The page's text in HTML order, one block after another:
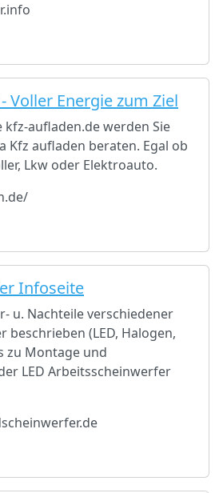
Voller Energie zum Ziel
kfz-aufladen.de werden Sie
Kfz aufladen beraten. Egal ob
Lkw oder Elektroauto.
Infoseite
u. Nachteile verschiedener
beschrieben (LED, Halogen,
zu Montage und
LED Arbeitsscheinwerfer